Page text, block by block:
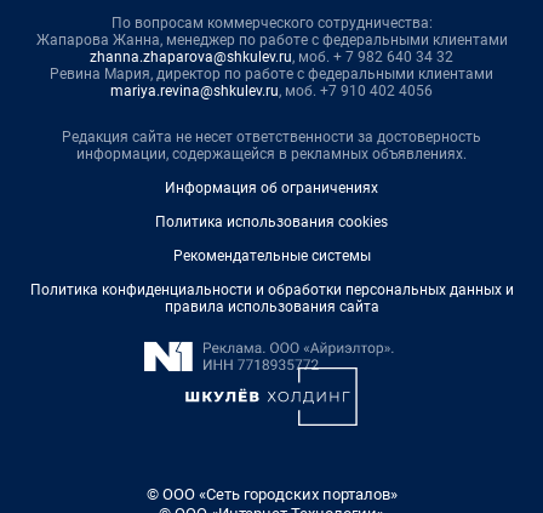
По вопросам коммерческого сотрудничества:
Жапарова Жанна, менеджер по работе с федеральными клиентами
zhanna.zhaparova@shkulev.ru, моб. + 7 982 640 34 32
Ревина Мария, директор по работе с федеральными клиентами
mariya.revina@shkulev.ru, моб. +7 910 402 4056
Редакция сайта не несет ответственности за достоверность
информации, содержащейся в рекламных объявлениях.
Информация об ограничениях
Политика использования cookies
Рекомендательные системы
Политика конфиденциальности и обработки персональных данных и
правила использования сайта
© ООО «Сеть городских порталов»